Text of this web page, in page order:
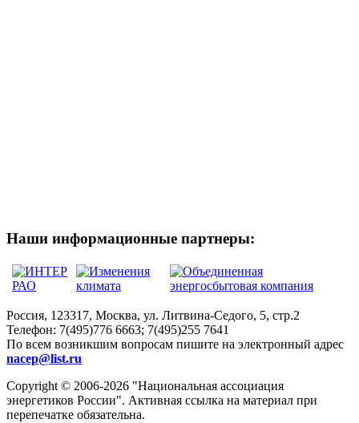
Наши информационные партнеры:
Россия, 123317, Москва, ул. Литвина-Седого, 5, стр.2
Телефон: 7(495)776 6663; 7(495)255 7641
По всем возникшим вопросам пишите на электронный адрес
nacep@list.ru
Copyright © 2006-2026 "Национальная ассоциация
энергетиков России". Активная ссылка на материал при
перепечатке обязательна.